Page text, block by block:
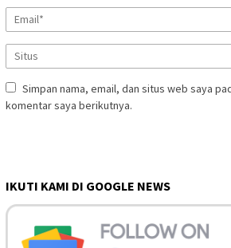
Simpan nama, email, dan situs web saya
komentar saya berikutnya.
IKUTI KAMI DI GOOGLE NEWS